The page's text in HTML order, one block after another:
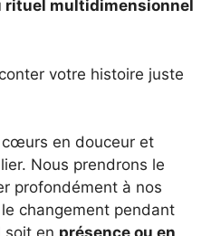
rituel multidimensionnel
votre histoire juste
en douceur et
Nous prendrons le
profondément à nos
changement pendant